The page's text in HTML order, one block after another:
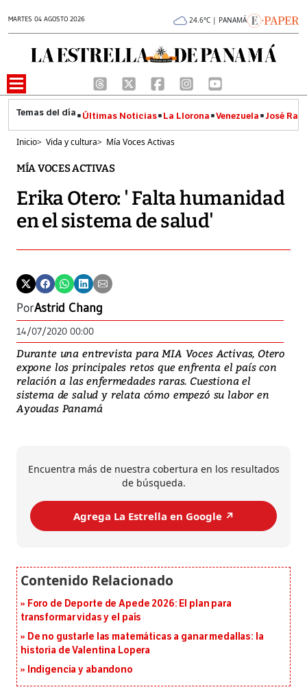
MARTES 04 AGOSTO 2026 24.6°C | PANAMÁ
Últimas Noticias La Llorona Venezuela José
Inicio> Vida y cultura> Mía Voces Activas
MÍA VOCES ACTIVAS
Erika Otero: ' Falta humanidad
en el sistema de salud'
PorAstrid Chang
14/07/2020 00:00
Durante una entrevista para MIA Voces Activas, Otero
expone los principales retos que enfrenta el país con
relación a las enfermedades raras. Cuestiona el
sistema de salud y relata cómo empezó su labor en
Ayoudas Panamá
Encuentra más de nuestra cobertura en los resultados
de búsqueda.
Agrega La Estrella en Google ↗️
Foro de Deporte de Apede 2026: El plan para
transformar vidas y el país
De no gustarle las matemáticas a ganar medallas: la
historia de Valentina Lopera
Indigencia y abandono